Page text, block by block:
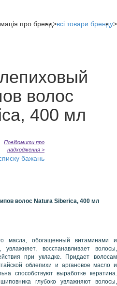
про бренд>всі товари бренду>
волос
400 мл
Повідомити про
надходження >
бажань
волос Natura Siberica, 400 мл
масла, обогащенный витаминами и
восстанавливает волосы,
при укладке. Придает волосам
облепихи и аргановое масло и
способствуют выработке кератина.
глубоко увлажняют волосы,